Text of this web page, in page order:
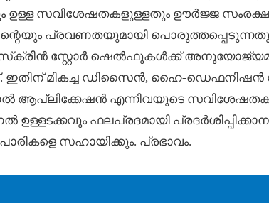
ഉള്ള സവിശേഷതകളുള്ളതും ഊർജ്ജ
പ്രവണതയുമായി
സ്റ്റോർ ഷെൽഫുകൾക്ക്
മികച്ച ഡിസൈൻ, ഹൈ-ഡെഫനിഷൻ
ആപ്ലിക്കേഷൻ എന്നിവയുടെ
ഫലപ്രദമായി
സഹായിക്കും. പ്രഭാവം.